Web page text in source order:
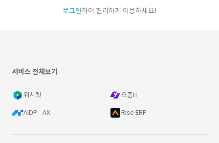
로그인하여 편리하게 이용하세요!
서비스 전체보기
위시켓 요즘IT
AIDP - AX Rise ERP